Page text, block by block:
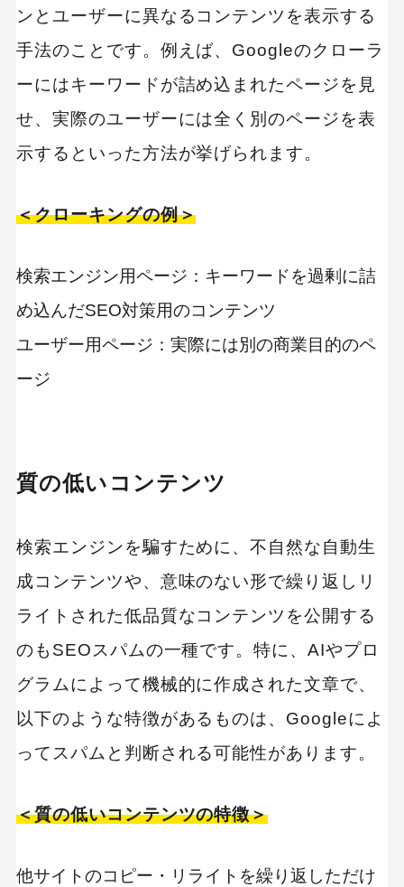
ンとユーザーに異なるコンテンツを表示する
手法のことです。例えば、Googleのクローラ
ーにはキーワードが詰め込まれたページを見
せ、実際のユーザーには全く別のページを表
示するといった方法が挙げられます。
＜クローキングの例＞
検索エンジン用ページ：キーワードを過剰に詰
め込んだSEO対策用のコンテンツ
ユーザー用ページ：実際には別の商業目的のペ
ージ
質の低いコンテンツ
検索エンジンを騙すために、不自然な自動生
成コンテンツや、意味のない形で繰り返しリ
ライトされた低品質なコンテンツを公開する
のもSEOスパムの一種です。特に、AIやプロ
グラムによって機械的に作成された文章で、
以下のような特徴があるものは、Googleによ
ってスパムと判断される可能性があります。
＜質の低いコンテンツの特徴＞
他サイトのコピー・リライトを繰り返しただけ